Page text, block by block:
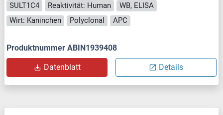
SULT1C4 Reaktivität: Human
WB, ELISA
Wirt: Kaninchen
Polyclonal APC
Produktnummer ABIN1939408
Datenblatt Details